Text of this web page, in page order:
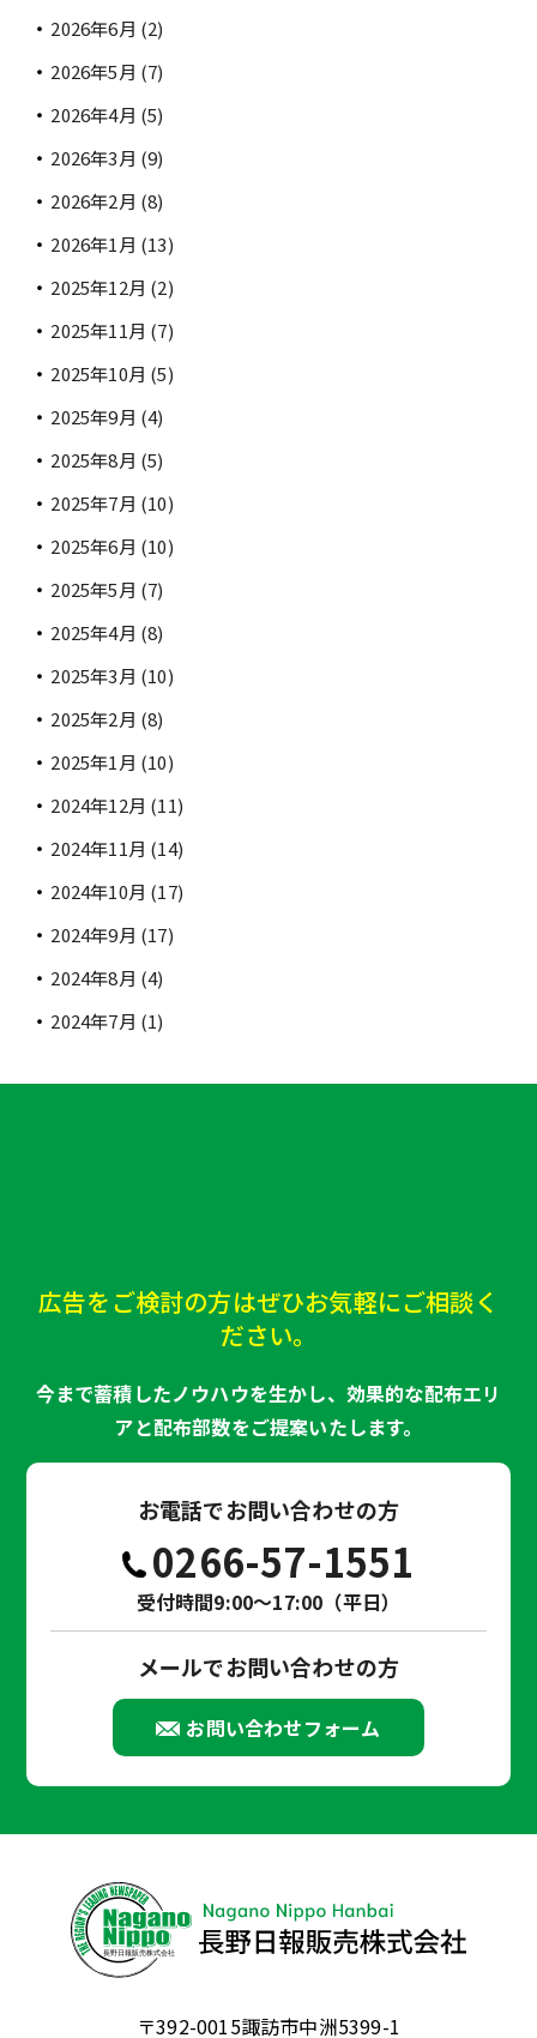
2026年6月 (2)
2026年5月 (7)
2026年4月 (5)
2026年3月 (9)
2026年2月 (8)
2026年1月 (13)
2025年12月 (2)
2025年11月 (7)
2025年10月 (5)
2025年9月 (4)
2025年8月 (5)
2025年7月 (10)
2025年6月 (10)
2025年5月 (7)
2025年4月 (8)
2025年3月 (10)
2025年2月 (8)
2025年1月 (10)
2024年12月 (11)
2024年11月 (14)
2024年10月 (17)
2024年9月 (17)
2024年8月 (4)
2024年7月 (1)
広告をご検討の方はぜひお気軽にご相談く
ださい。
今まで蓄積したノウハウを生かし、効果的な配布エリ
アと配布部数をご提案いたします。
お電話でお問い合わせの方
0266-57-1551
受付時間9:00～17:00（平日）
メールでお問い合わせの方
お問い合わせフォーム
〒392-0015諏訪市中洲5399-1